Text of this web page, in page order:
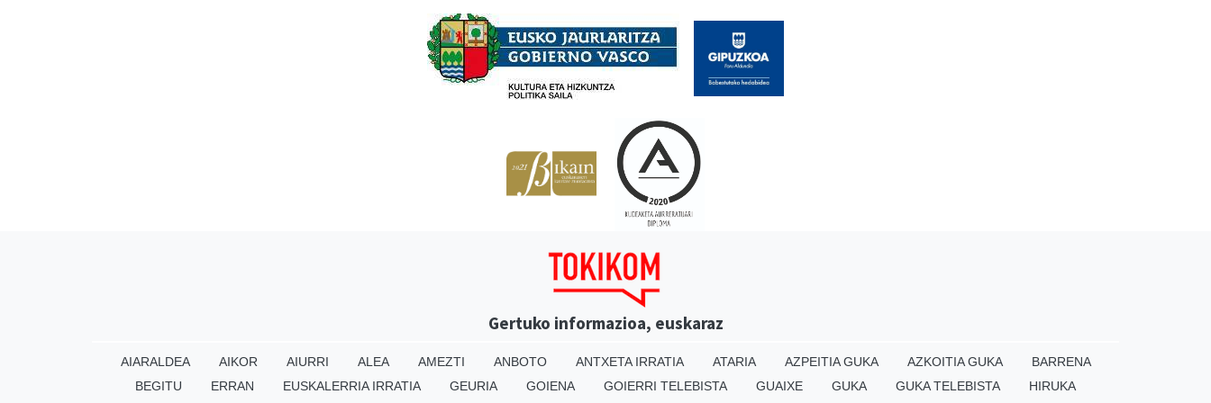
Gertuko informazioa, euskaraz
AIARALDEA AIKOR AIURRI ALEA AMEZTI ANBOTO ANTXETA IRRATIA ATARIA AZPEITIA GUKA AZKOITIA GUKA
BARRENA
BEGITU
ERRAN EUSKALERRIA IRRATIA GEURIA GOIENA GOIERRI TELEBISTA GUAIXE GUKA GUKA TELEBISTA HIRUKA